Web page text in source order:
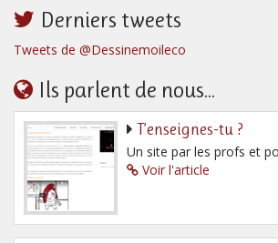
Derniers tweets
Tweets de @Dessinemoileco
Ils parlent de nous...
T’enseignes-tu ?
Un site par les profs et
Voir l'article